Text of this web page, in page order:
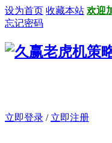
设为首页 收藏本站 欢迎
忘记密码
立即登录 / 立即注册